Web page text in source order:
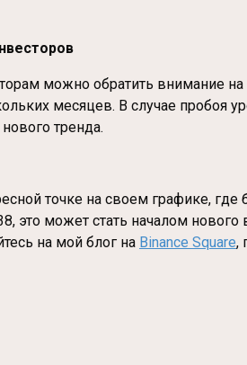
можно обратить внимание
месяцев. В случае пробоя
тренда.
точке на своем графике,
это может стать началом
на мой блог на Binance Square,